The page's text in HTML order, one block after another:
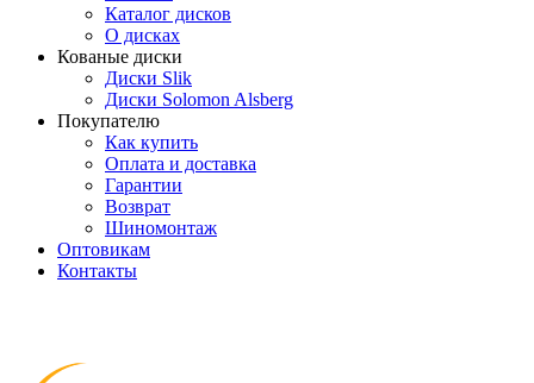
Каталог дисков
О дисках
Кованые диски
Диски Slik
Диски Solomon Alsberg
Покупателю
Как купить
Оплата и доставка
Гарантии
Возврат
Шиномонтаж
Оптовикам
Контакты